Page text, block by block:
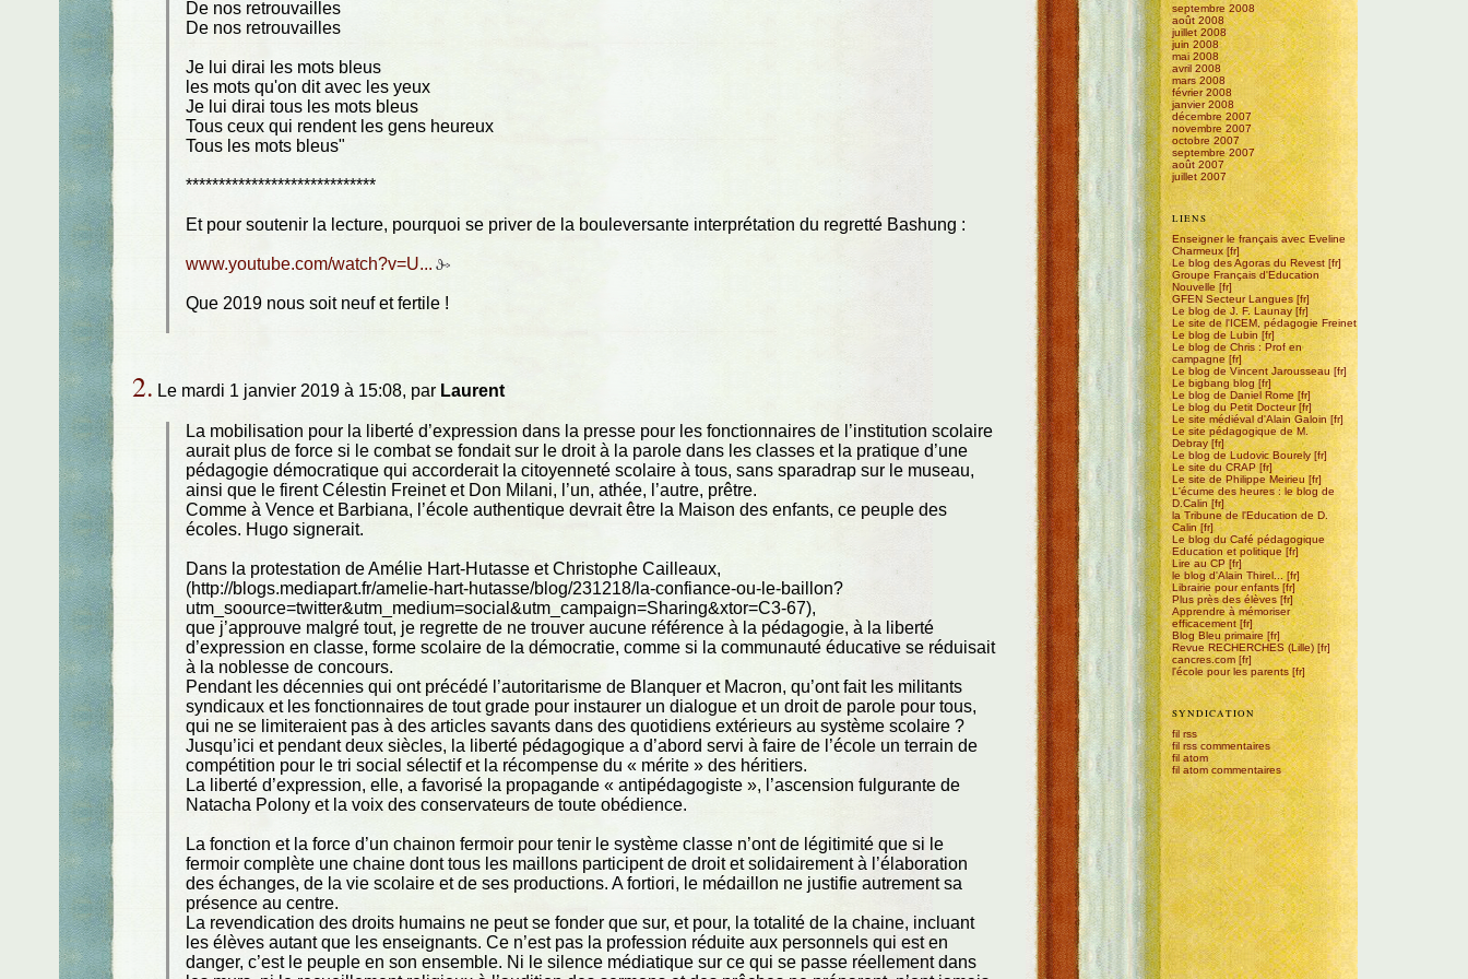
De nos retrouvailles
De nos retrouvailles
Je lui dirai les mots bleus
les mots qu'on dit avec les yeux
Je lui dirai tous les mots bleus
Tous ceux qui rendent les gens heureux
Tous les mots bleus"
*****************************
Et pour soutenir la lecture, pourquoi se priver de la bouleversante interprétation du regretté Bashung :
www.youtube.com/watch?v=U...
Que 2019 nous soit neuf et fertile !
2. Le mardi 1 janvier 2019 à 15:08, par Laurent
La mobilisation pour la liberté d’expression dans la presse pour les fonctionnaires de l’institution scolaire
aurait plus de force si le combat se fondait sur le droit à la parole dans les classes et la pratique d’une
pédagogie démocratique qui accorderait la citoyenneté scolaire à tous, sans sparadrap sur le museau,
ainsi que le firent Célestin Freinet et Don Milani, l’un, athée, l’autre, prêtre.
Comme à Vence et Barbiana, l’école authentique devrait être la Maison des enfants, ce peuple des
écoles. Hugo signerait.
Dans la protestation de Amélie Hart-Hutasse et Christophe Cailleaux,
(http://blogs.mediapart.fr/amelie-hart-hutasse/blog/231218/la-confiance-ou-le-baillon?
utm_soource=twitter&utm_medium=social&utm_campaign=Sharing&xtor=C3-67),
que j’approuve malgré tout, je regrette de ne trouver aucune référence à la pédagogie, à la liberté
d’expression en classe, forme scolaire de la démocratie, comme si la communauté éducative se réduisait
à la noblesse de concours.
Pendant les décennies qui ont précédé l’autoritarisme de Blanquer et Macron, qu’ont fait les militants
syndicaux et les fonctionnaires de tout grade pour instaurer un dialogue et un droit de parole pour tous,
qui ne se limiteraient pas à des articles savants dans des quotidiens extérieurs au système scolaire ?
Jusqu’ici et pendant deux siècles, la liberté pédagogique a d’abord servi à faire de l’école un terrain de
compétition pour le tri social sélectif et la récompense du « mérite » des héritiers.
La liberté d’expression, elle, a favorisé la propagande « antipédagogiste », l’ascension fulgurante de
Natacha Polony et la voix des conservateurs de toute obédience.
La fonction et la force d’un chainon fermoir pour tenir le système classe n’ont de légitimité que si le
fermoir complète une chaine dont tous les maillons participent de droit et solidairement à l’élaboration
des échanges, de la vie scolaire et de ses productions. A fortiori, le médaillon ne justifie autrement sa
présence au centre.
La revendication des droits humains ne peut se fonder que sur, et pour, la totalité de la chaine, incluant
les élèves autant que les enseignants. Ce n’est pas la profession réduite aux personnels qui est en
danger, c’est le peuple en son ensemble. Ni le silence médiatique sur ce qui se passe réellement dans
septembre 2008
août 2008
juillet 2008
juin 2008
mai 2008
avril 2008
mars 2008
février 2008
janvier 2008
décembre 2007
novembre 2007
octobre 2007
septembre 2007
août 2007
juillet 2007
LIENS
Enseigner le français avec Eveline
Charmeux
Le blog des Agoras du Revest
Groupe Français d'Education
Nouvelle
GFEN Secteur Langues
Le blog de J. F. Launay
Le site de l'ICEM, pédagogie Freinet
Le blog de Lubin
Le blog de Chris : Prof en
campagne
Le blog de Vincent Jarousseau
Le bigbang blog
Le blog de Daniel Rome
Le blog du Petit Docteur
Le site médiéval d'Alain Galoin
Le site pédagogique de M.
Debray
Le blog de Ludovic Bourely
Le site du CRAP
Le site de Philippe Meirieu
L'écume des heures : le blog de
D.Calin
la Tribune de l'Education de D.
Calin
Le blog du Café pédagogique
Education et politique
Lire au CP
le blog d'Alain Thirel...
Librairie pour enfants
Plus près des élèves
Apprendre à mémoriser
efficacement
Blog Bleu primaire
Revue RECHERCHES (Lille)
cancres.com
l'école pour les parents
SYNDICATION
fil rss
fil rss commentaires
fil atom
fil atom commentaires